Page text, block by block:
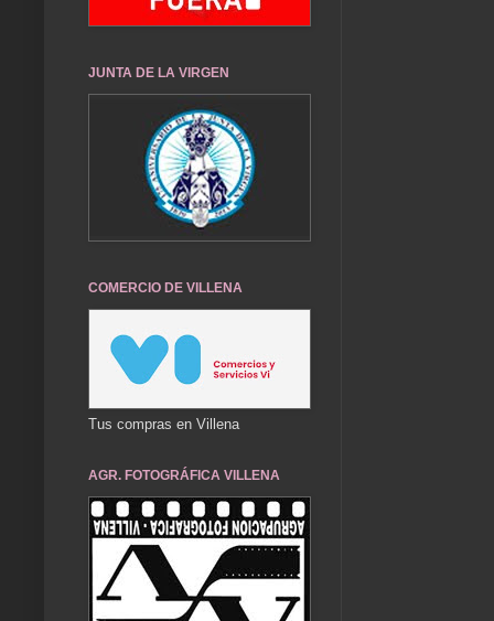
JUNTA DE LA VIRGEN
COMERCIO DE VILLENA
Tus compras en Villena
AGR. FOTOGRÁFICA VILLENA